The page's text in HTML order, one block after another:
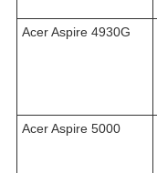
Acer Aspire 4930G
Acer Aspire 5000